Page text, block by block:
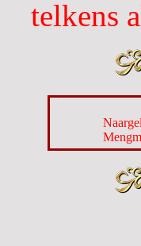
telkens